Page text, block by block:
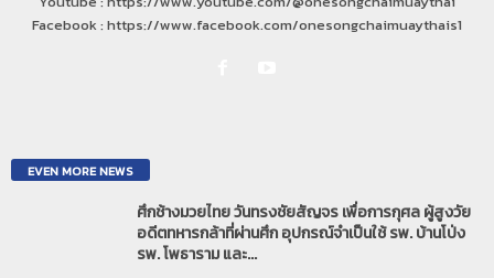
Facebook : https://www.facebook.com/onesongchaimuaythais1
EVEN MORE NEWS
ศึกช้างมวยไทย วันทรงชัยสัญจร เพื่อการกุศล ผู้สูงวัย
อดีตทหารกล้าที่ผ่านศึก อุปกรณ์จำเป็นใช้ รพ. บ้านโป่ง
รพ. โพธาราม และ...